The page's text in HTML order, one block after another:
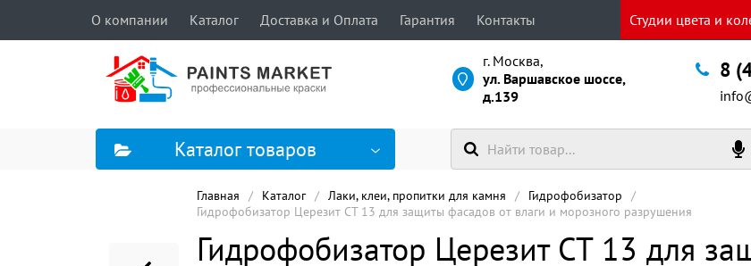
О компании Каталог Доставка и Оплата Гарантия Контакты Студии цвета и
г. Москва,
ул. Варшавское шоссе,
д.139
8
Каталог товаров
Главная Каталог Лаки, клеи, пропитки для камня
Гидрофобизатор
Гидрофобизатор Церезит CT 13 для защиты фасадов от влаги и морозного разрушения
Гидрофобизатор Церезит CT 13 для